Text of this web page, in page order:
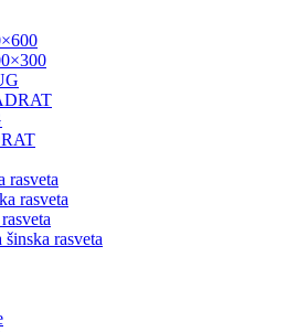
rasveta
rasveta
rasveta